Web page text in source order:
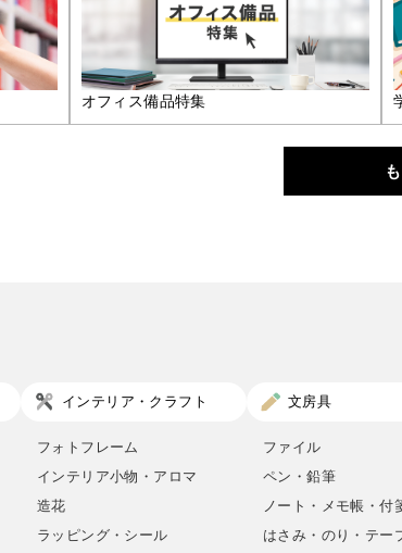
オフィス備品特集
インテリア・クラフト
フォトフレーム
インテリア小物・アロマ
造花
ラッピング・シール
文房具
ファイル
ペン・鉛筆
ノート・メモ帳・付
はさみ・のり・テー